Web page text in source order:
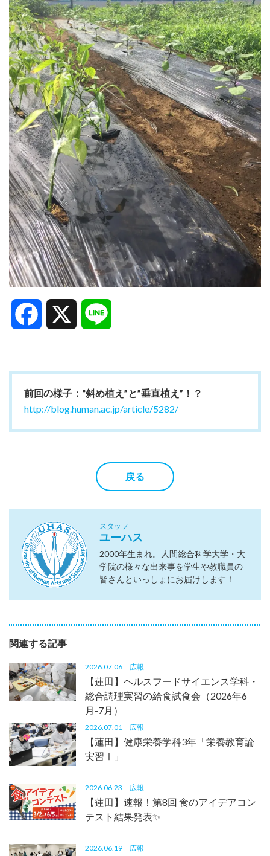
Facebook
前回の様子：“斜め植え”と”垂直植え”！？
http://blog.human.ac.jp/article/5282/
戻る
スタッフ
ユーハス
2000年生まれ。人間総合科学大学・大
学院の様々な出来事を学生や教職員の
皆さんといっしょにお届けします！
関連する記事
2026.07.06 広報
【蓮田】ヘルスフードサイエンス学科・
総合調理実習の給食試食会（2026年6
月-7月）
2026.07.01 広報
【蓮田】健康栄養学科3年「栄養教育論
実習Ⅰ」
2026.06.23 広報
【蓮田】速報！第8回 食のアイデアコン
テスト結果発表✨
2026.06.19 広報